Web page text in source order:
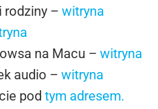
rodziny – witryna
na Macu – witryna
audio – witryna
pod tym adresem.